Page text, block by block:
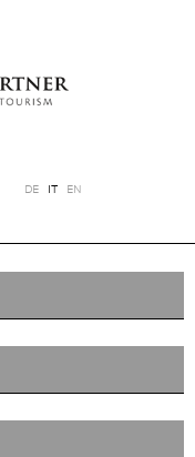
DE IT EN